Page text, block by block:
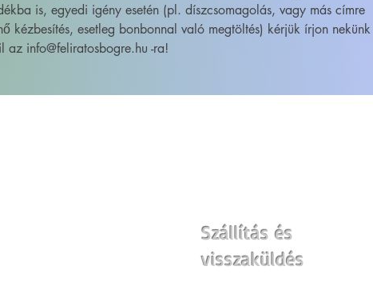
is, egyedi igény esetén (pl. díszcsomagolás, vagy más címre
kézbesítés, esetleg bonbonnal való megtöltés) kérjük írjon nekünk
az info@feliratosbogre.hu -ra!
Szállítás és
visszaküldés